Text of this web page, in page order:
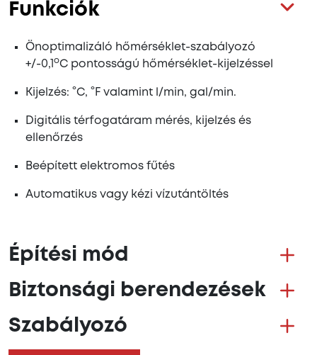
Funkciók
Önoptimalizáló hőmérséklet-szabályozó
+/-0,1 oC pontosságú hőmérséklet-kijelzéssel
Kijelzés: °C, °F valamint l/min, gal/min.
Digitális térfogatáram mérés, kijelzés és
ellenőrzés
Beépített elektromos fűtés
Automatikus vagy kézi vízutántöltés
Építési mód
Biztonsági berendezések
Szabályozó